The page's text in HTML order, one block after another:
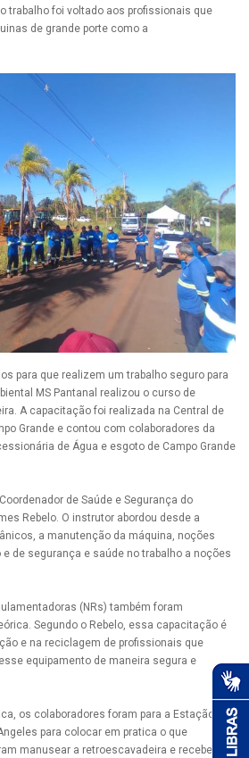
trabalho foi voltado aos profissionais que
de grande porte como a
para que realizem um trabalho seguro para
MS Pantanal realizou o curso de
A capacitação foi realizada na Central de
Grande e contou com colaboradores da
de Água e esgoto de Campo Grande
de Saúde e Segurança do
Rebelo. O instrutor abordou desde a
a manutenção da máquina, noções
de segurança e saúde no trabalho a noções
(NRs) também foram
Segundo o Rebelo, essa capacitação é
e na reciclagem de profissionais que
equipamento de maneira segura e
os colaboradores foram para a Estação de
para colocar em pratica o que
manusear a retroescavadeira e receber as